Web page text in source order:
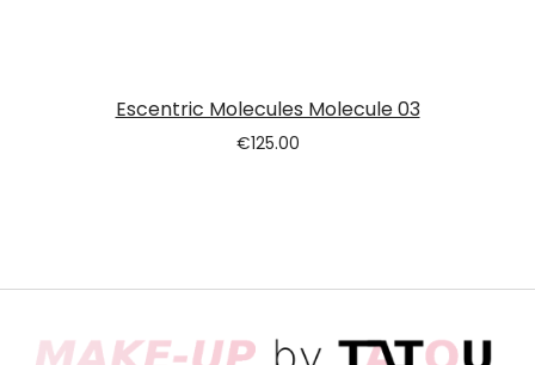
Escentric Molecules Molecule 03
€125.00